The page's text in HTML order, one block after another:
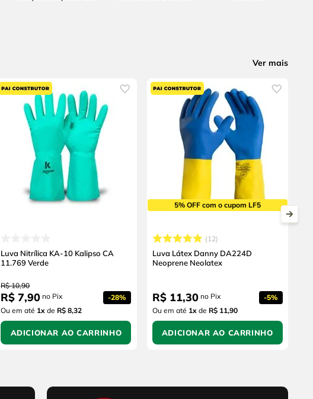
Ver mais
Luva Nitrílica KA-10 Kalipso CA
11.769 Verde
R$ 10,90
R$ 7,90 no Pix -28%
Ou em até 1x de R$ 8,32
ADICIONAR AO CARRINHO
5% OFF com o cupom LF5
12
Luva Látex Danny DA224D
Neoprene Neolatex
R$ 11,30no Pix -5%
Ou em até 1xde R$ 11,90
ADICIONAR AO CARRINHO